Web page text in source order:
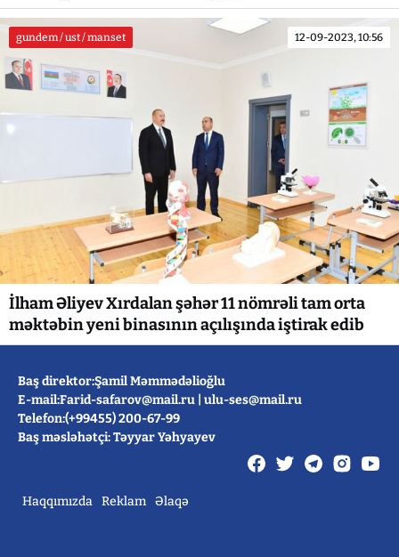
gundem / ust / manset 12-09-2023, 10:56
İlham Əliyev Xırdalan şəhər 11 nömrəli tam orta
məktəbin yeni binasının açılışında iştirak edib
Baş direktor:Şamil Məmmədəlioğlu
E-mail:Farid-safarov@mail.ru ulu-ses@mail.ru
Telefon:(+99455) 200-67-99
Baş məsləhətçi: Təyyar Yəhyayev
Haqqımızda Reklam Əlaqə